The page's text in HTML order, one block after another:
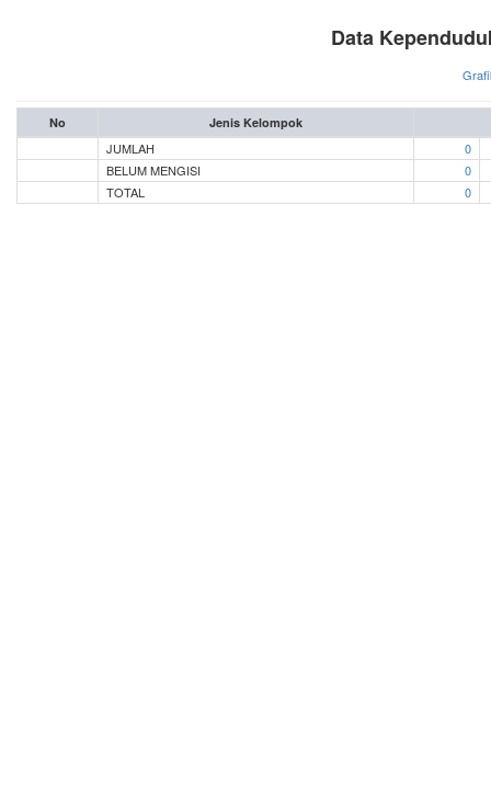
Data
No Jenis Kelompok
JUMLAH
0
BELUM MENGISI
0
TOTAL
0